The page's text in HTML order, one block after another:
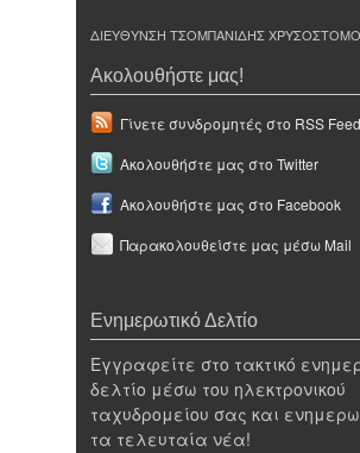
ΔΙΕΥΘΥΝΣΗ ΤΣΟΜΠΑΝΙΔΗΣ
Ακολουθήστε μας!
Γίνετε συνδρομητές στο RSS Feed
Ακολουθήστε μας στο Twitter
Ακολουθήστε μας στο Facebook
Παρακολουθείστε μας μέσω Mail
Ενημερωτικό Δελτίο
Εγγραφείτε στο τακτικό
δελτίο μέσω του ηλεκτρονικού
ταχυδρομείου σας και
τα τελευταία νέα!